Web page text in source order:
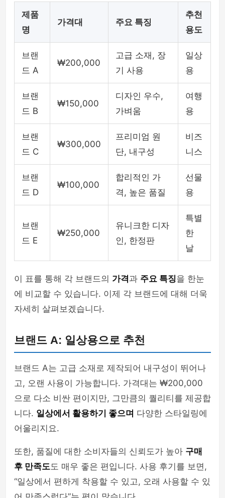
제품
명
가격대 주요 특징
추천
용도
브랜
드 A
₩200,000
고급 소재, 장
기 사용
일상
용
브랜
드 B
₩150,000
디자인 우수,
가벼움
여행
용
브랜
드 C
₩300,000
프리미엄 원
단, 내구성
비즈
니스
브랜
드 D
₩100,000
합리적인 가
격, 높은 품질
선물
용
브랜
드 E
₩250,000
유니크한 디자
인, 한정판
특별
한
날
이 표를 통해 각 브랜드의 가격과 주요 특징을 한눈
에 비교할 수 있습니다. 이제 각 브랜드에 대해 더욱
자세히 살펴보겠습니다.
브랜드 A: 일상용으로 추천
브랜드 A는 고급 소재로 제작되어 내구성이 뛰어나
고, 오랜 사용이 가능합니다. 가격대는 ₩200,000
으로 다소 비싼 편이지만, 그만큼의 퀄리티를 제공합
니다. 일상에서 활용하기 좋으며 다양한 스타일링에
어울리지요.
또한, 품질에 대한 소비자들의 신뢰도가 높아 구매
후 만족도도 매우 좋은 편입니다. 사용 후기를 보면,
“일상에서 편하게 착용할 수 있고, 오래 사용할 수 있